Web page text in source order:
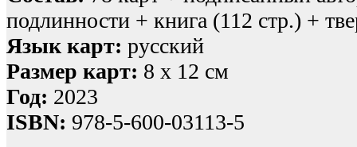
подлинности + книга (112 стр.) +
Язык карт: русский
Размер карт: 8 х 12 см
Год: 2023
ISBN: 978-5-600-03113-5